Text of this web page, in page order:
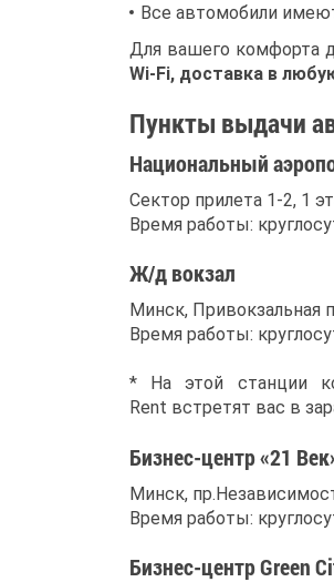
Все автомобили
Для вашего комфорта
Wi-Fi, доставка в
Пункты выдачи
Национальный
Сектор прилета 1-2, 1
Время работы:
Ж/д вокзал
Минск, Привокзальная
Время работы:
* На этой станции
Rent встретят вас в
Бизнес-центр «21
Минск,
Время работы:
Бизнес-центр Green